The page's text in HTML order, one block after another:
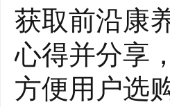
获取前沿康
心得并分享
方便用户选